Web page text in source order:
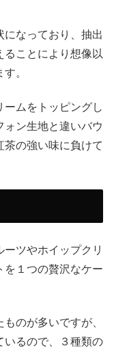
なっており、抽出
ることにより想像以
。
ムをトッピングし
ォン生地と違いバウ
茶の強い味に負けて
ツやホイップクリ
を１つの贅沢なケー
のが多いですが、
いるので、３種類の